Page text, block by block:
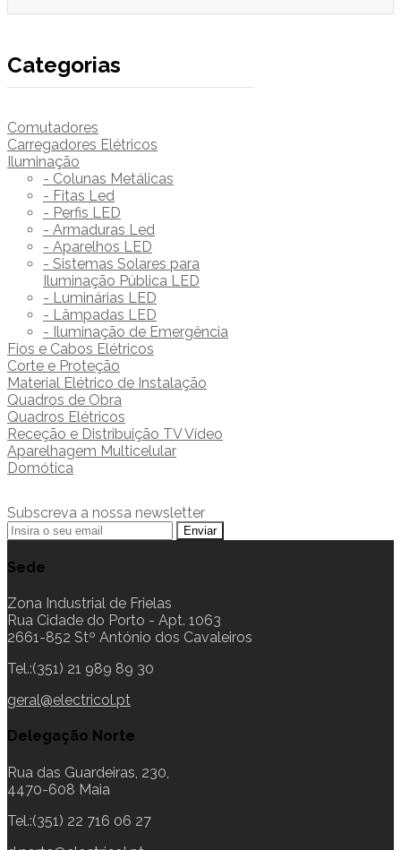
Categorias
Comutadores
Carregadores Elétricos
Iluminação
- Colunas Metálicas
- Fitas Led
- Perfis LED
- Armaduras Led
- Aparelhos LED
- Sistemas Solares para
Iluminação Pública LED
- Luminárias LED
- Lâmpadas LED
- Iluminação de Emergência
Fios e Cabos Elétricos
Corte e Proteção
Material Elétrico de Instalação
Quadros de Obra
Quadros Elétricos
Receção e Distribuição TV Vídeo
Aparelhagem Multicelular
Domótica
Subscreva a nossa newsletter
Sede
Zona Industrial de Frielas
Rua Cidade do Porto - Apt. 1063
2661-852 Stº António dos Cavaleiros
Tel.:(351) 21 989 89 30
geral@electricol.pt
Delegação Norte
Rua das Guardeiras, 230,
4470-608 Maia
Tel.:(351) 22 716 06 27